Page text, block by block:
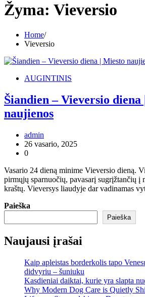
Žyma: Vieversio
Home
Vieversio
AUGINTINIS
Šiandien – Vieversio diena
naujienos
admin
26 vasario, 2025
0
Vasario 24 dieną minime Vieversio dieną.
pirmųjų sparnuočių, pavasarį sugrįžtančių į
kraštų. Vieversys liaudyje dar vadinamas
Paieška
Paieška
Naujausi įrašai
Kaip apleistas borderkolis tapo
didvyriu – šuniuku
Kasdieniai daiktai, kurie yra slapta
Why Modern Dog Care is Quietly